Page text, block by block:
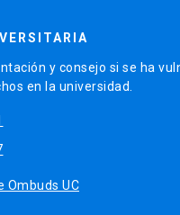
y consejo si se ha
en la universidad.
Ombuds UC